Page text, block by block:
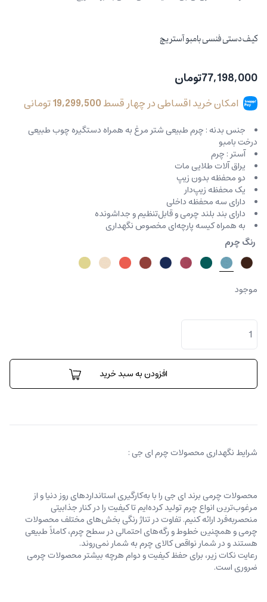
کیف دستی فنسی بامبو آستریچ
77,198,000تومان
امکان خرید اقساطی در چهار قسط19,299,500تومانی
جنس بدنه : چرم طبیعی شتر مرغ به همراه دستگیره چوب طبيعى
درخت بامبو
آستر : چرم
یراق آلات طلایی مات
دو محفظه بدون زیپ
یک محفظه زیپ‌دار
دارای سه محفظه داخلی
دارای بند بلند چرمی و قابل‌تنظیم و جداشونده
به همراه کیسه پارچه‌ای مخصوص نگهداری
رنگ چرم
موجود
کیف
دستی
فنسی
بامبو
عدد
افزودن به سبد خرید
شرایط نگهداری محصولات چرم ای جی :
محصولات چرمی برند ای جی را با به‌کارگیری استانداردهای روز دنیا و از
مرغوب‌ترین انواع چرم تولید کرده‌ایم تا کیفیت را در کنار جذابیتی
منحصربه‌فرد ارائه کنیم. تفاوت در تناژ رنگی بخش‌های مختلف محصولات
چرمی و همچنین خطوط و رگه‌‌های احتمالی در سطح چرم، کاملاً طبیعی
هستند و در شمار نواقص کالای چرم به شمار نمی‌روند.
رعایت نکات زیر، برای حفظ کیفیت و دوام هرچه بیشتر محصولات چرمی
ضروری است.